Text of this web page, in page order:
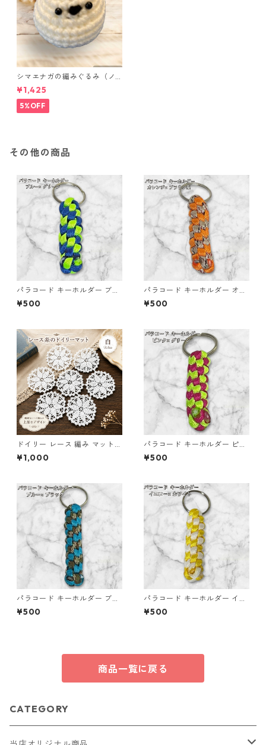
シマエナガの編みぐるみ（ノ
ーマル）
¥1,425
5%OFF
その他の商品
パラコード キーホルダー ブル
ー グリーン 編み込み s33
¥500
パラコード キーホルダー オレ
ンジ ブラウン系 編み込み s35
¥500
ドイリー レース 編み マット
白 コースター s1
¥1,000
パラコード キーホルダー ピン
ク グリーン 編み込み s18
¥500
パラコード キーホルダー ブル
ー ブラック 編み込み s16
¥500
パラコード キーホルダー イエ
ロー ホワイト 編み込み s21
¥500
商品一覧に戻る
CATEGORY